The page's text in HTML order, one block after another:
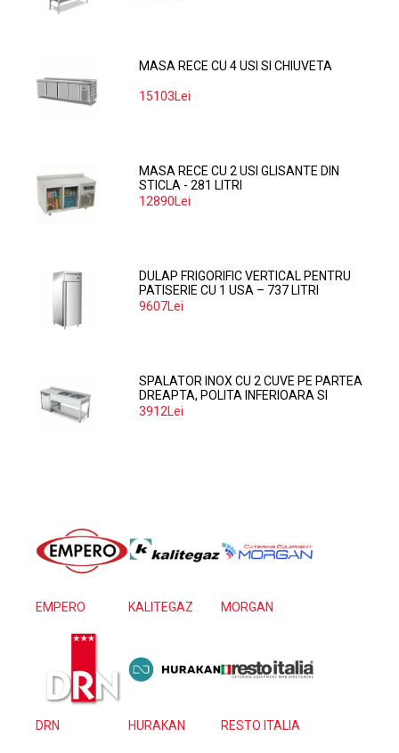
MASA RECE CU 4 USI SI CHIUVETA
15103Lei
MASA RECE CU 2 USI GLISANTE DIN
STICLA - 281 LITRI
12890Lei
DULAP FRIGORIFIC VERTICAL PENTRU
PATISERIE CU 1 USA – 737 LITRI
9607Lei
SPALATOR INOX CU 2 CUVE PE PARTEA
DREAPTA, POLITA INFERIOARA SI
SPATIU MASINA SPALAT 160*70*85
3912Lei
EMPERO KALITEGAZ MORGAN
DRN HURAKAN RESTO ITALIA